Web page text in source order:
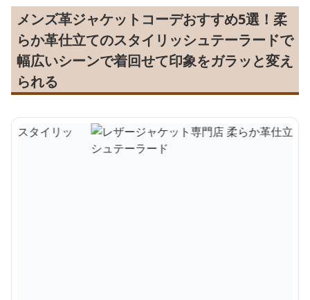
メンズ革ジャケットコーデおすすめ5選！柔
らか革仕立てのスタイリッシュテーラードで
幅広いシーンで着回せて印象をガラッと変え
られる